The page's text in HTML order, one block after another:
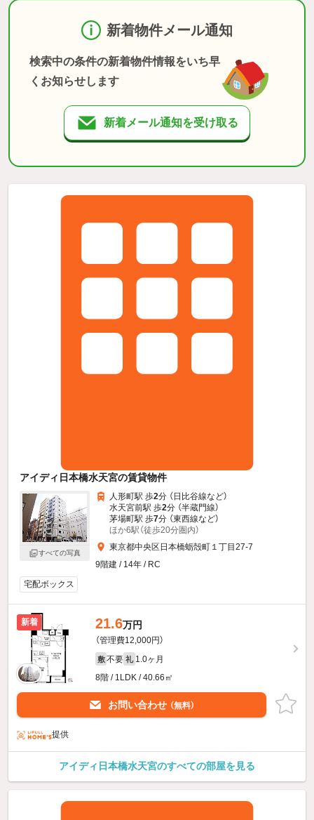
新着物件メール通知
検索中の条件の新着物件情報をいち早
くお知らせします
新着メール通知を受け取る
アイディ日本橋水天宮の賃貸物件
すべての写真
人形町駅 歩2分 （日比谷線など）
水天宮前駅 歩2分 （半蔵門線）
茅場町駅 歩7分 （東西線など）
ほか6駅（徒歩20分圏内）
東京都中央区日本橋蛎殻町１丁目27-7
9階建 / 14年 / RC
宅配ボックス
新着 21.6万円
（管理費12,000円）
敷 不要 礼 1.0ヶ月
8階 / 1LDK / 40.66㎡
お問い合わせ （無料）
提供
アイディ日本橋水天宮のすべての部屋を見る